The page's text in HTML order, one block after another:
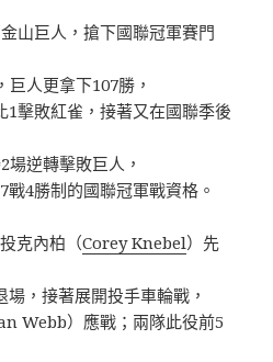
山巨人，搶下國聯冠軍賽門
人更拿下107勝，
1擊敗紅雀，接著又在國聯季後
場逆轉擊敗巨人，
4勝制的國聯冠軍戰資格。
克內柏（Corey Knebel）先
，接著展開投手車輪戰，
Webb）應戰；兩隊此役前5